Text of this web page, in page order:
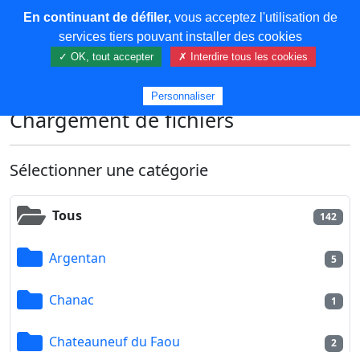
COREMA
Chargement de fichiers
Sélectionner une catégorie
Tous 142
Argentan 5
Chanac 1
Chateauneuf du Faou 2
En continuant de défiler,vous acceptez l'utilisation de
services tiers pouvant installer des cookies
✓ OK, tout accepter ✗ Interdire tous les cookies
Personnaliser